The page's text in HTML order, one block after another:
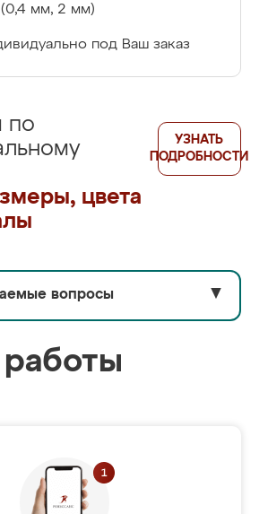
(0,4 мм, 2 мм)
под Ваш заказ
по
цвета
УЗНАТЬ
ПОДРОБНОСТИ
вопросы ▼